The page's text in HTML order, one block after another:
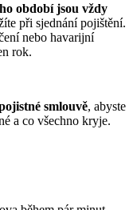
období jsou vždy
při sjednání pojištění.
nebo havarijní
rok.
smlouvě, abyste
a co všechno kryje.